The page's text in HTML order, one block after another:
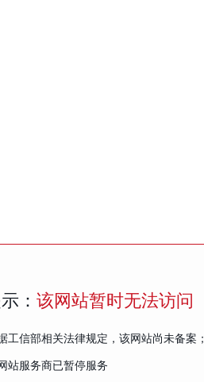
： 该网站暂时无法访问
工信部相关法律规定，该网站尚未备案；
站服务商已暂停服务